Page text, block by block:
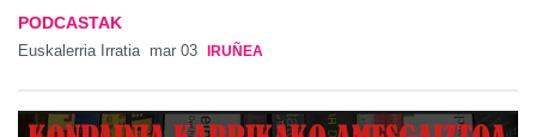
PODCASTAK
Euskalerria Irratia mar 03 IRUÑEA